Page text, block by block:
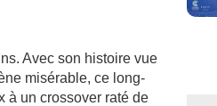
Avec son histoire vue
misérable, ce long-
à un crossover raté de